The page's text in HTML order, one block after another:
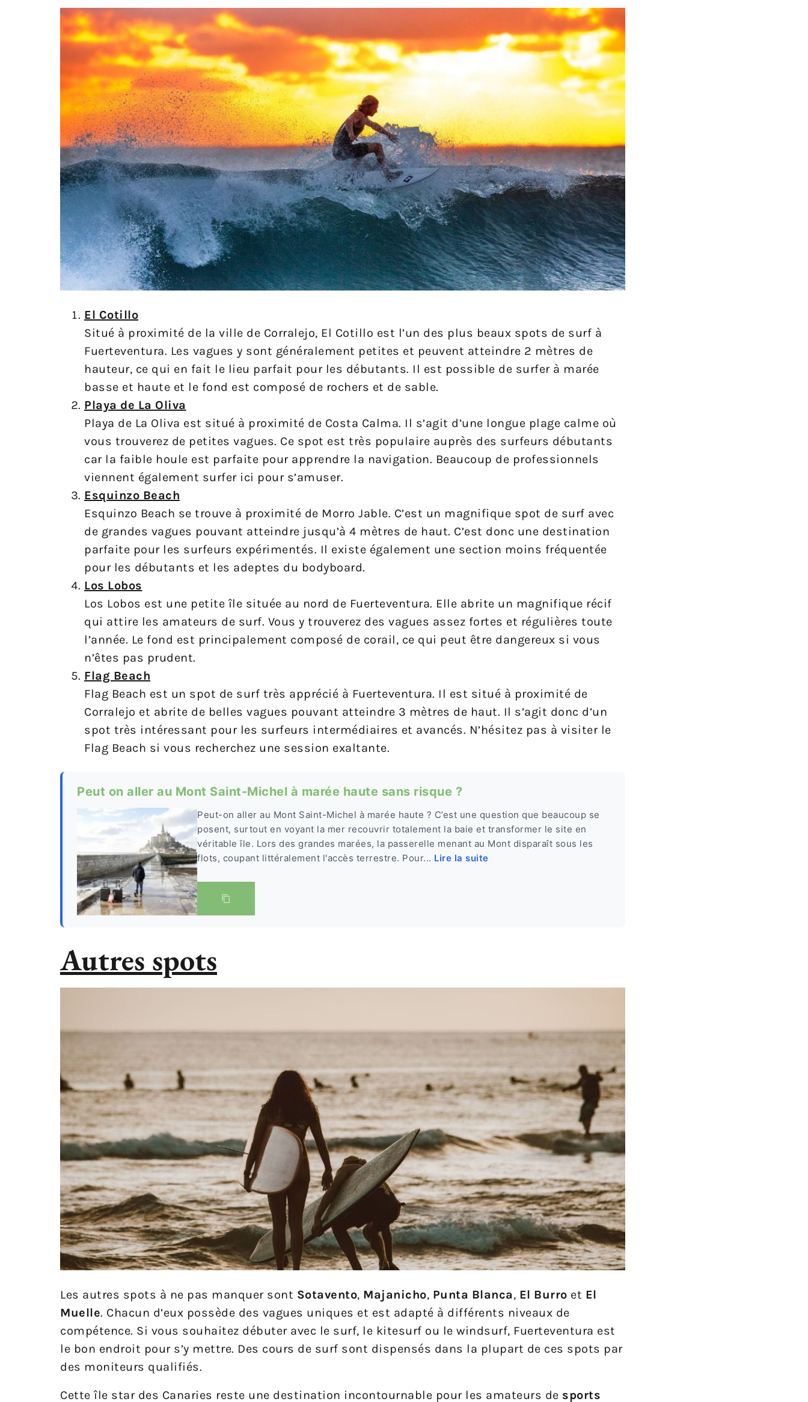
El Cotillo
Situé à proximité de la ville de Corralejo, El Cotillo est l’un des plus beaux spots de surf à
Fuerteventura. Les vagues y sont généralement petites et peuvent atteindre 2 mètres de
hauteur, ce qui en fait le lieu parfait pour les débutants. Il est possible de surfer à marée
basse et haute et le fond est composé de rochers et de sable.
Playa de La Oliva
Playa de La Oliva est situé à proximité de Costa Calma. Il s’agit d’une longue plage calme où
vous trouverez de petites vagues. Ce spot est très populaire auprès des surfeurs débutants
car la faible houle est parfaite pour apprendre la navigation. Beaucoup de professionnels
viennent également surfer ici pour s’amuser.
Esquinzo Beach
Esquinzo Beach se trouve à proximité de Morro Jable. C’est un magnifique spot de surf avec
de grandes vagues pouvant atteindre jusqu’à 4 mètres de haut. C’est donc une destination
parfaite pour les surfeurs expérimentés. Il existe également une section moins fréquentée
pour les débutants et les adeptes du bodyboard.
Los Lobos
Los Lobos est une petite île située au nord de Fuerteventura. Elle abrite un magnifique récif
qui attire les amateurs de surf. Vous y trouverez des vagues assez fortes et régulières toute
l’année. Le fond est principalement composé de corail, ce qui peut être dangereux si vous
n’êtes pas prudent.
Flag Beach
Flag Beach est un spot de surf très apprécié à Fuerteventura. Il est situé à proximité de
Corralejo et abrite de belles vagues pouvant atteindre 3 mètres de haut. Il s’agit donc d’un
spot très intéressant pour les surfeurs intermédiaires et avancés. N’hésitez pas à visiter le
Flag Beach si vous recherchez une session exaltante.
Peut on aller au Mont Saint-Michel à marée haute sans risque ?
Peut-on aller au Mont Saint-Michel à marée haute ? C’est une question que beaucoup se
posent, surtout en voyant la mer recouvrir totalement la baie et transformer le site en
véritable île. Lors des grandes marées, la passerelle menant au Mont disparaît sous les
flots, coupant littéralement l'accès terrestre. Pour... Lire la suite
Autres spots
Les autres spots à ne pas manquer sont Sotavento, Majanicho, Punta Blanca, El Burro et El
Muelle. Chacun d’eux possède des vagues uniques et est adapté à différents niveaux de
compétence. Si vous souhaitez débuter avec le surf, le kitesurf ou le windsurf, Fuerteventura est
le bon endroit pour s’y mettre. Des cours de surf sont dispensés dans la plupart de ces spots par
des moniteurs qualifiés.
Cette île star des Canaries reste une destination incontournable pour les amateurs de sports